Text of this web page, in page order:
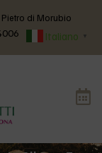
di Morubio
Italiano ▼